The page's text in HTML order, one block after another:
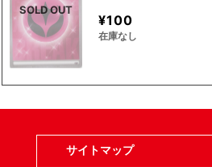
SOLD OUT
¥100
在庫なし
サイトマップ